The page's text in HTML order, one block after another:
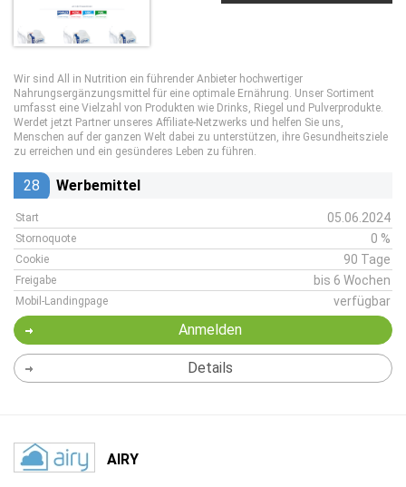
Wir sind All in Nutrition ein führender Anbieter hochwertiger
Nahrungsergänzungsmittel für eine optimale Ernährung. Unser Sortiment
umfasst eine Vielzahl von Produkten wie Drinks, Riegel und Pulverprodukte.
Werdet jetzt Partner unseres Affiliate-Netzwerks und helfen Sie uns,
Menschen auf der ganzen Welt dabei zu unterstützen, ihre Gesundheitsziele
zu erreichen und ein gesünderes Leben zu führen.
28 Werbemittel
Start 05.06.2024
Stornoquote 0 %
Cookie 90 Tage
Freigabe bis 6 Wochen
Mobil-Landingpage verfügbar
Anmelden
Details
AIRY